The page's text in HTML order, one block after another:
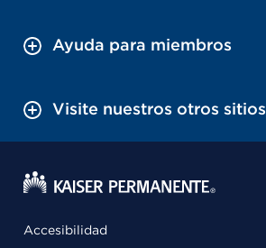
Ayuda para miembros
Visite nuestros otros sitios
Accesibilidad